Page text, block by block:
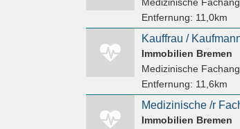
Entfernung: 11,0km
Immobilien Bremen
Medizinische
Entfernung: 11,6km
Immobilien Bremen